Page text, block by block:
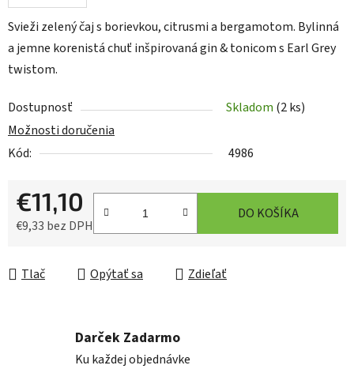
Svieži zelený čaj s borievkou, citrusmi a bergamotom. Bylinná
a jemne korenistá chuť inšpirovaná gin & tonicom s Earl Grey
twistom.
Dostupnosť Skladom (2 ks)
Možnosti doručenia
Kód:
4986
€11,10
€9,33 bez DPH
DO KOŠÍKA
Tlač Opýtať sa Zdieľať
Darček Zadarmo
Ku každej objednávke